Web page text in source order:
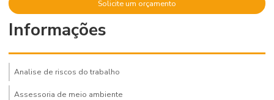
Solicite um orçamento
Informações
Analise de riscos do trabalho
Assessoria de meio ambiente